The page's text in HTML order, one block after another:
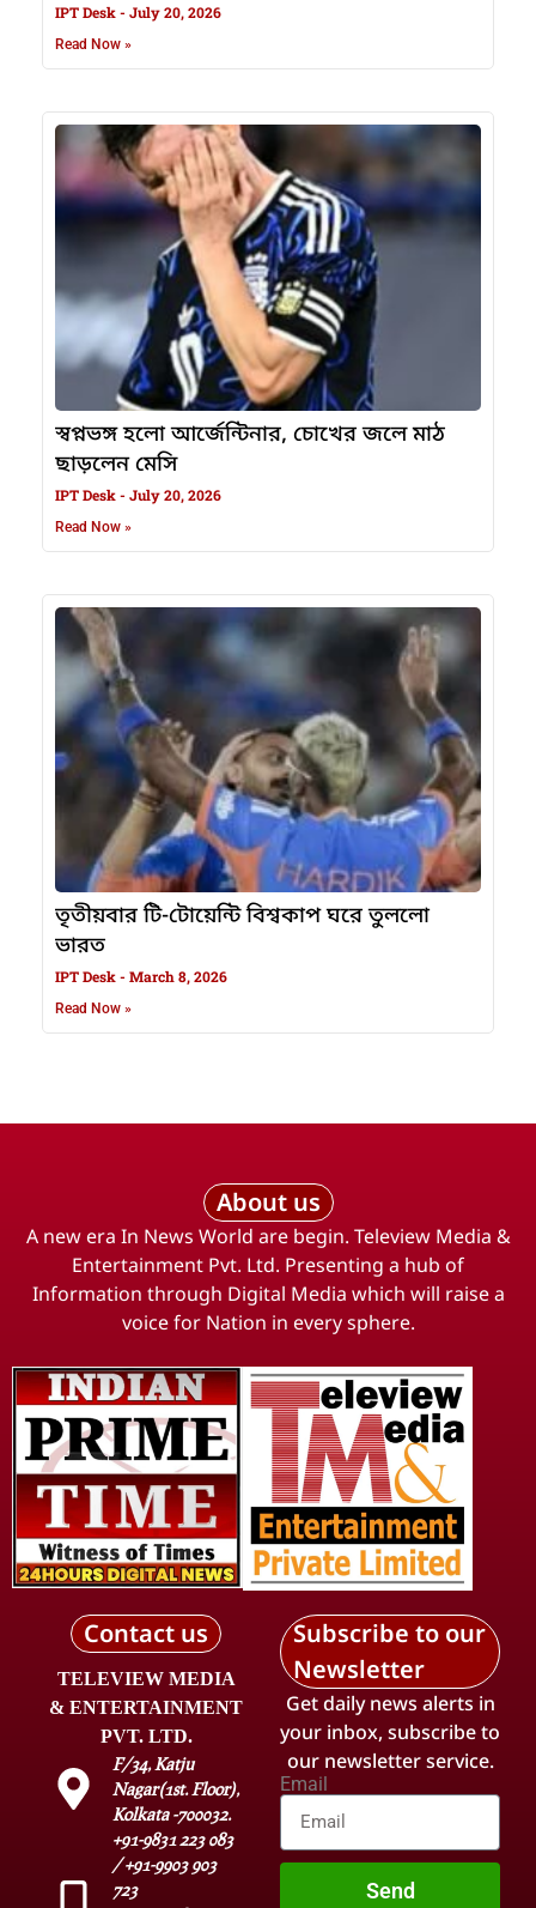
IPT Desk July 20, 2026
Read Now »
স্বপ্নভঙ্গ হলো আর্জেন্টিনার, চোখের জলে মাঠ
ছাড়লেন মেসি
IPT Desk July 20, 2026
Read Now »
তৃতীয়বার টি-টোয়েন্টি বিশ্বকাপ ঘরে তুললো
ভারত
IPT Desk March 8, 2026
Read Now »
About us
A new era In News World are begin. Teleview Media &
Entertainment Pvt. Ltd. Presenting a hub of
Information through Digital Media which will raise a
voice for Nation in every sphere.
Contact us
TELEVIEW MEDIA
& ENTERTAINMENT
PVT. LTD.
F/34, Katju
Nagar(1st. Floor),
Kolkata -700032.
+91-9831 223 083
/ +91-9903 903
723
Subscribe to our
Newsletter
Get daily news alerts in
your inbox, subscribe to
our newsletter service.
Email
Send